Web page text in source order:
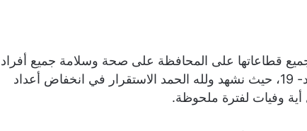
قطاعاتها على المحافظة على صحة وسلامة جميع أفراد
المجتمع والحد من انتشار جائحة كوفيد- 19، حيث نشهد ولله الحمد الاستقرار في انخفاض أعداد
وفيات لفترة ملحوظة.